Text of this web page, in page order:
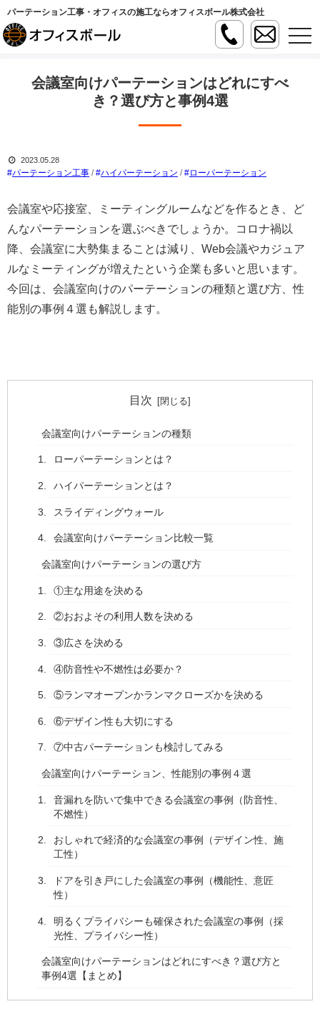
パーテーション工事・オフィスの施工ならオフィスボール株式会社
t
o
会議室向けパーテーションはどれにすべ
き？選び方と事例4選
2023.05.28
パーテーション工事 / ハイパーテーション / ローパーテーション
会議室や応接室、ミーティングルームなどを作るとき、ど
んなパーテーションを選ぶべきでしょうか。コロナ禍以
降、会議室に大勢集まることは減り、Web会議やカジュア
ルなミーティングが増えたという企業も多いと思います。
今回は、会議室向けのパーテーションの種類と選び方、性
能別の事例４選も解説します。
目次
会議室向けパーテーションの種類
ローパーテーションとは？
ハイパーテーションとは？
スライディングウォール
会議室向けパーテーション比較一覧
会議室向けパーテーションの選び方
①主な用途を決める
②おおよその利用人数を決める
③広さを決める
④防音性や不燃性は必要か？
⑤ランマオープンかランマクローズかを決める
⑥デザイン性も大切にする
⑦中古パーテーションも検討してみる
会議室向けパーテーション、性能別の事例４選
音漏れを防いで集中できる会議室の事例（防音性、
不燃性）
おしゃれで経済的な会議室の事例（デザイン性、施
工性）
ドアを引き戸にした会議室の事例（機能性、意匠
性）
明るくプライバシーも確保された会議室の事例（採
光性、プライバシー性）
会議室向けパーテーションはどれにすべき？選び方と
事例4選【まとめ】